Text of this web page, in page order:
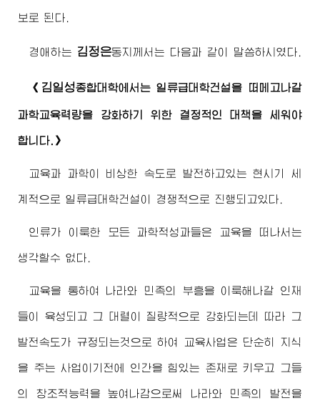
보로 된다.
경애하는 김정은동지 께서는 다음과 같이 말씀하시였다.
《 김일성종합대학에서는 일류급대학건설을 떠메고나갈
과학교육력량을 강화하기 위한 결정적인 대책을 세워야
합니다.》
교육과 과학이 비상한 속도로 발전하고있는 현시기 세
계적으로 일류급대학건설이 경쟁적으로 진행되고있다.
인류가 이룩한 모든 과학적성과들은 교육을 떠나서는
생각할수 없다.
교육을 통하여 나라와 민족의 부흥을 이룩해나갈 인재
들이 육성되고 그 대렬이 질량적으로 강화되는데 따라 그
발전속도가 규정되는것으로 하여 교육사업은 단순히 지식
을 주는 사업이기전에 인간을 힘있는 존재로 키우고 그들
의 창조적능력을 높여나감으로써 나라와 민족의 발전을